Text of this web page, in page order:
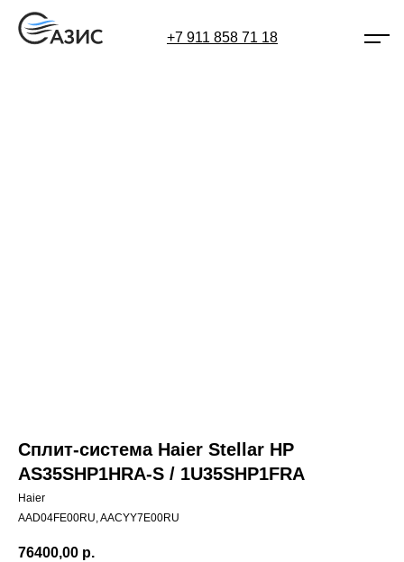
+7 911 858 71 18
Сплит-система Haier Stellar HP
AS35SHP1HRA-S / 1U35SHP1FRA
Haier
AAD04FE00RU, AACYY7E00RU
76400,00 р.